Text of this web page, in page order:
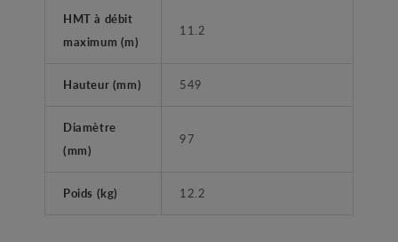
HMT à débit
maximum (m)
11.2
Hauteur (mm) 549
Diamètre
(mm)
97
Poids (kg) 12.2